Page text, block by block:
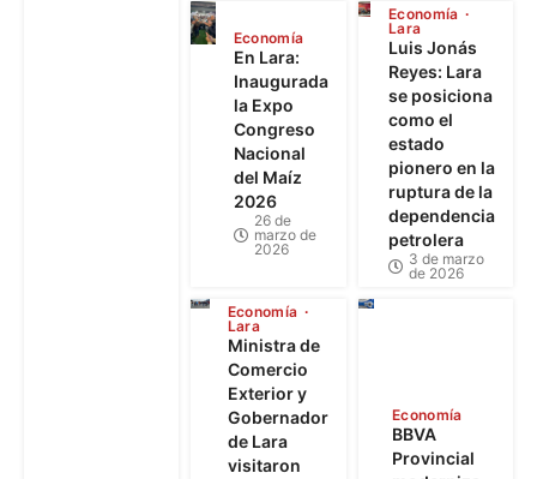
Economía
En Lara:
Inaugurada
la Expo
Congreso
Nacional
del Maíz
2026
26 de
marzo de
2026
Economía
Lara
Luis Jonás
Reyes: Lara
se posiciona
como el
estado
pionero en la
ruptura de la
dependencia
petrolera
3 de marzo
de 2026
Economía
Lara
Ministra de
Comercio
Exterior y
Gobernador
de Lara
visitaron
Economía
BBVA
Provincial